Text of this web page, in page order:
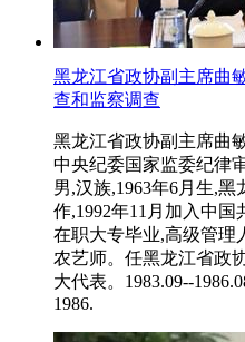
黑龙江省政协副主席曲
查和监察调查
黑龙江省政协副主席曲
中央纪委国家监委纪律
男,汉族,1963年6月生,黑
作,1992年11月加入中
在职大专毕业,高级管理
农艺师。任黑龙江省政
大代表。1983.09--
1986.